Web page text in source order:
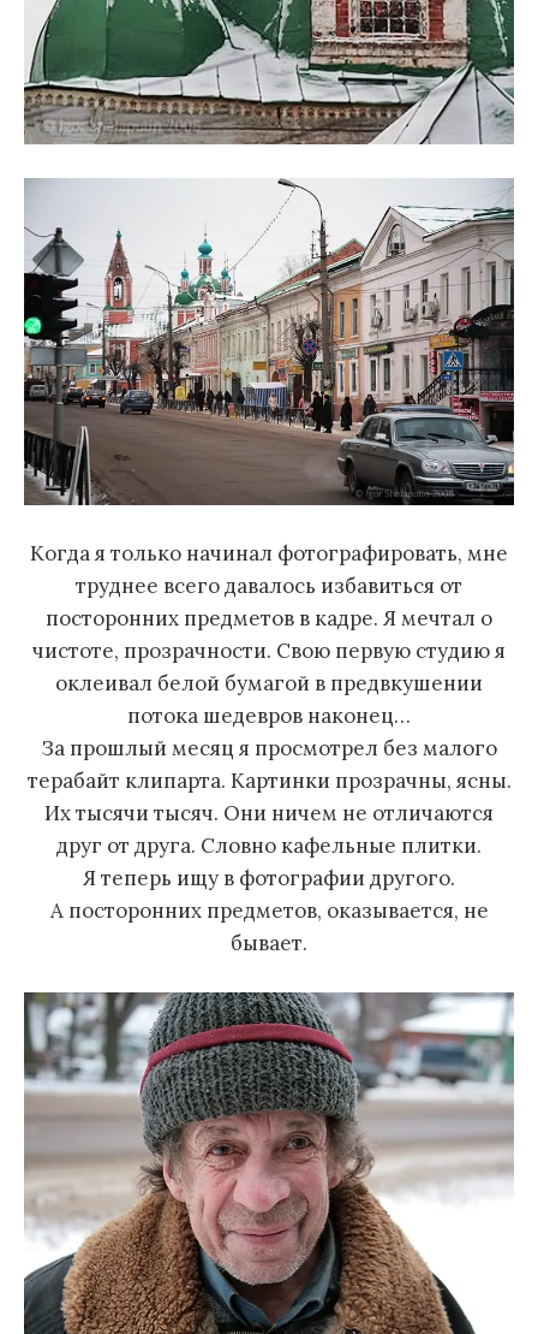
Когда я только начинал фотографировать, мне
труднее всего давалось избавиться от
посторонних предметов в кадре. Я мечтал о
чистоте, прозрачности. Свою первую студию я
оклеивал белой бумагой в предвкушении
потока шедевров наконец…
За прошлый месяц я просмотрел без малого
терабайт клипарта. Картинки прозрачны, ясны.
Их тысячи тысяч. Они ничем не отличаются
друг от друга. Словно кафельные плитки.
Я теперь ищу в фотографии другого.
А посторонних предметов, оказывается, не
бывает.